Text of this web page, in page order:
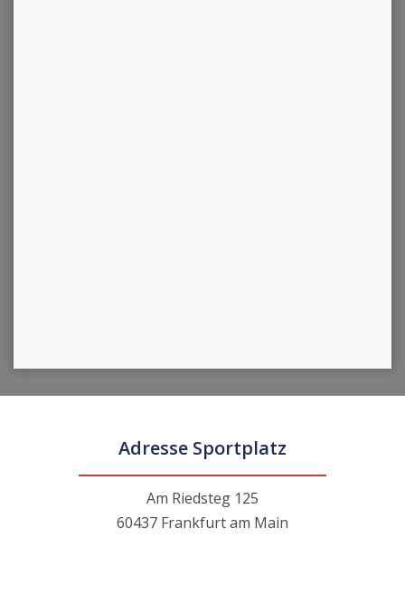
Adresse Sportplatz
Am Riedsteg 125
60437 Frankfurt am Main